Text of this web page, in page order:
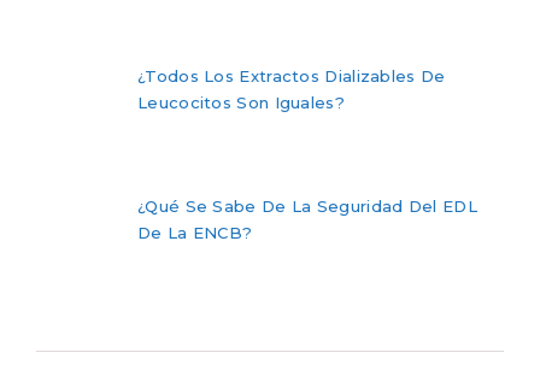
¿Todos Los Extractos Dializables De
Leucocitos Son Iguales?
¿Qué Se Sabe De La Seguridad Del EDL
De La ENCB?